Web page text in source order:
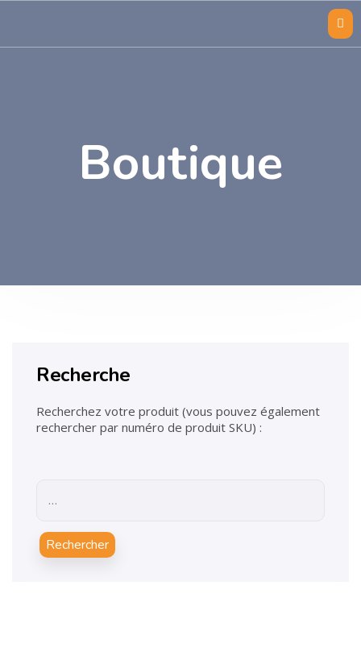
Boutique
Recherche
Recherchez votre produit (vous pouvez également
rechercher par numéro de produit SKU) :
Rechercher